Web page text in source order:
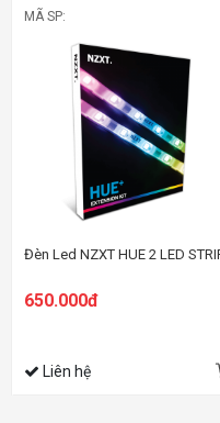
MÃ SP:
Đèn Led NZXT HUE 2 LED
650.000đ
Liên hệ